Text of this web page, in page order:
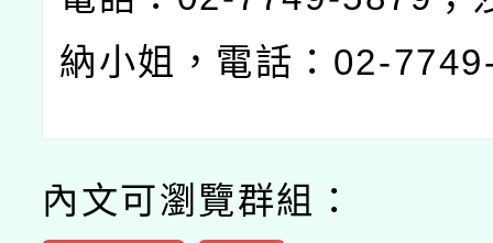
納小姐，電話： 02-
內文可瀏覽群組：